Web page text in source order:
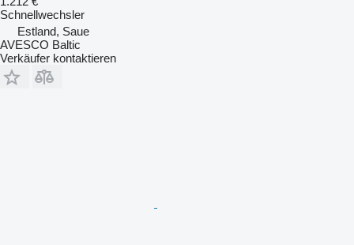
Schnellwechsler
Estland, Saue
AVESCO Baltic
Verkäufer kontaktieren